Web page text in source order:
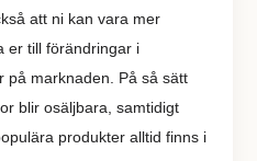
att ni kan vara mer
er till förändringar i
på marknaden. På så sätt
blir osäljbara, samtidigt
produkter alltid finns i